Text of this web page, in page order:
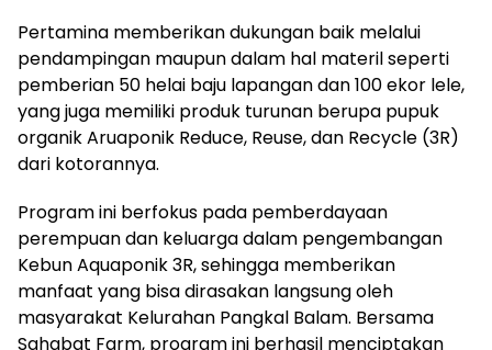
Pertamina memberikan dukungan baik melalui
pendampingan maupun dalam hal materil seperti
pemberian 50 helai baju lapangan dan 100 ekor lele,
yang juga memiliki produk turunan berupa pupuk
organik Aruaponik Reduce, Reuse, dan Recycle (3R)
dari kotorannya.
Program ini berfokus pada pemberdayaan
perempuan dan keluarga dalam pengembangan
Kebun Aquaponik 3R, sehingga memberikan
manfaat yang bisa dirasakan langsung oleh
masyarakat Kelurahan Pangkal Balam. Bersama
Sahabat Farm, program ini berhasil menciptakan